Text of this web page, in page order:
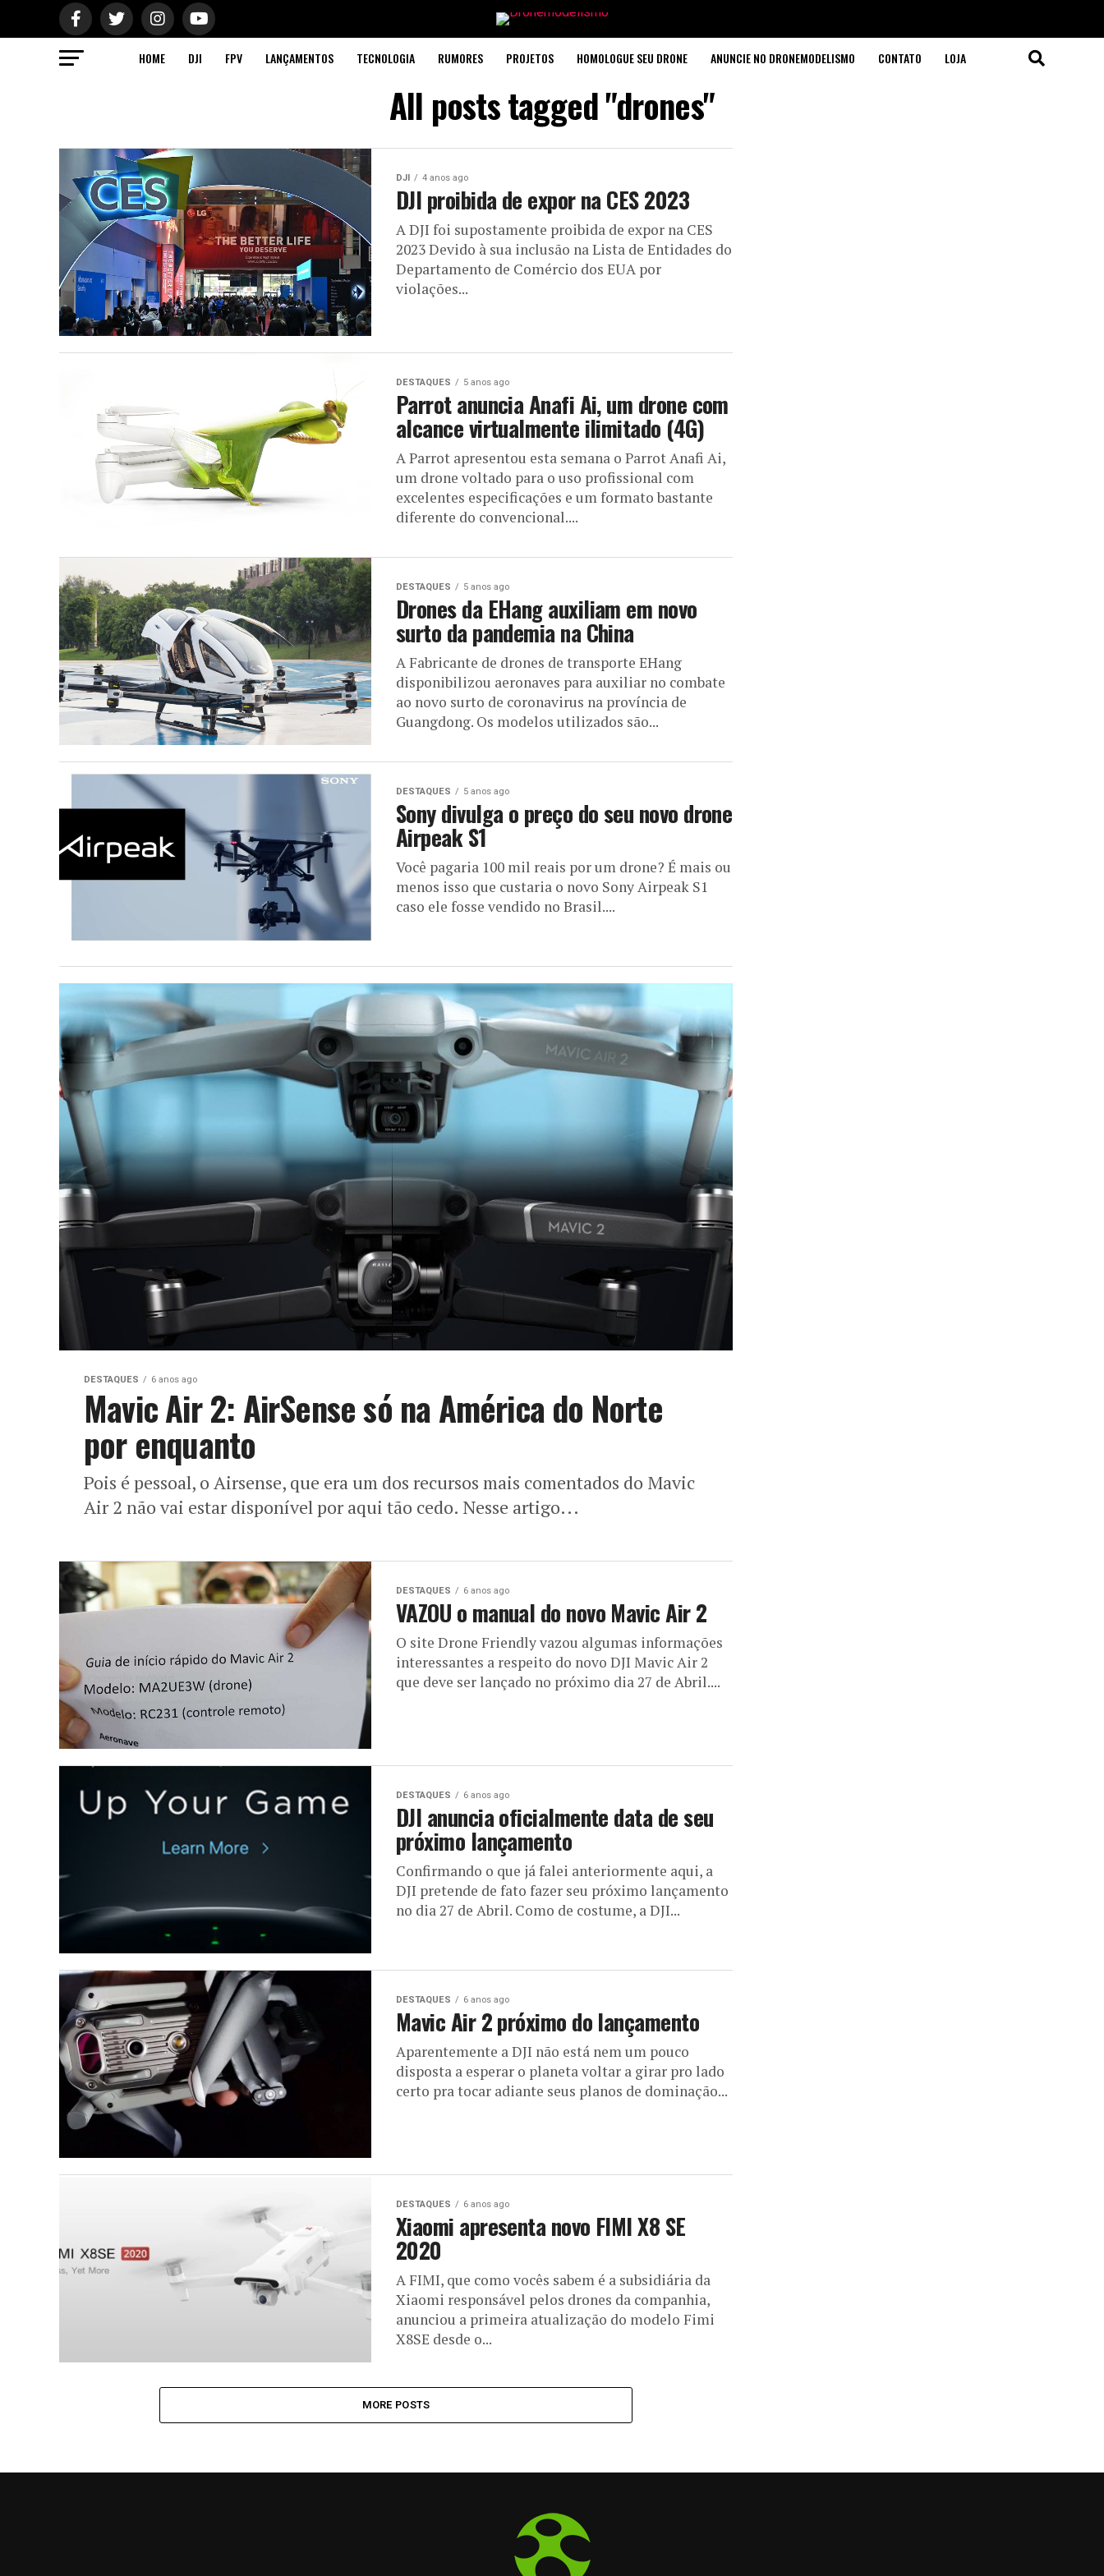
HOME DJI FPV LANÇAMENTOS TECNOLOGIA RUMORES PROJETOS HOMOLOGUE SEU DRONE ANUNCIE NO DRONEMODELISMO CONTATO LOJA
All posts tagged "drones"
DJI 4 anos ago
DJI proibida de expor na CES 2023
A DJI foi supostamente proibida de expor na CES
2023 Devido à sua inclusão na Lista de Entidades do
Departamento de Comércio dos EUA por
violações...
DESTAQUES 5 anos ago
Parrot anuncia Anafi Ai, um drone com
alcance virtualmente ilimitado (4G)
A Parrot apresentou esta semana o Parrot Anafi Ai,
um drone voltado para o uso profissional com
excelentes especificações e um formato bastante
diferente do convencional....
DESTAQUES 5 anos ago
Drones da EHang auxiliam em novo
surto da pandemia na China
A Fabricante de drones de transporte EHang
disponibilizou aeronaves para auxiliar no combate
ao novo surto de coronavirus na província de
Guangdong. Os modelos utilizados são...
DESTAQUES 5 anos ago
Sony divulga o preço do seu novo drone
Airpeak S1
Você pagaria 100 mil reais por um drone? É mais ou
menos isso que custaria o novo Sony Airpeak S1
caso ele fosse vendido no Brasil....
DESTAQUES 6 anos ago
Mavic Air 2: AirSense só na América do Norte
por enquanto
Pois é pessoal, o Airsense, que era um dos recursos mais comentados do Mavic
Air 2 não vai estar disponível por aqui tão cedo. Nesse artigo...
DESTAQUES 6 anos ago
VAZOU o manual do novo Mavic Air 2
O site Drone Friendly vazou algumas informações
interessantes a respeito do novo DJI Mavic Air 2
que deve ser lançado no próximo dia 27 de Abril....
DESTAQUES 6 anos ago
DJI anuncia oficialmente data de seu
próximo lançamento
Confirmando o que já falei anteriormente aqui, a
DJI pretende de fato fazer seu próximo lançamento
no dia 27 de Abril. Como de costume, a DJI...
DESTAQUES 6 anos ago
Mavic Air 2 próximo do lançamento
Aparentemente a DJI não está nem um pouco
disposta a esperar o planeta voltar a girar pro lado
certo pra tocar adiante seus planos de dominação...
DESTAQUES 6 anos ago
Xiaomi apresenta novo FIMI X8 SE
2020
A FIMI, que como vocês sabem é a subsidiária da
Xiaomi responsável pelos drones da companhia,
anunciou a primeira atualização do modelo Fimi
X8SE desde o...
MORE POSTS